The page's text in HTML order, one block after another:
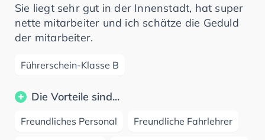
Sie liegt sehr gut in der Innenstadt, hat super
nette mitarbeiter und ich schätze die Geduld
der mitarbeiter.
Führerschein-Klasse B
Die Vorteile sind...
Freundliches Personal Freundliche Fahrlehrer